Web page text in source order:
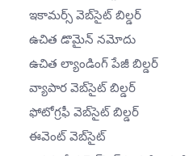
ఇకామర్స్ వెబ్‌సైట్ బిల్డర్
ఉచిత డొమైన్ నమోదు
ఉచిత ల్యాండింగ్ పేజీ బిల్డర్
వ్యాపార వెబ్‌సైట్ బిల్డర్
ఫోటోగ్రఫీ వెబ్‌సైట్ బిల్డర్
ఈవెంట్ వెబ్‌సైట్